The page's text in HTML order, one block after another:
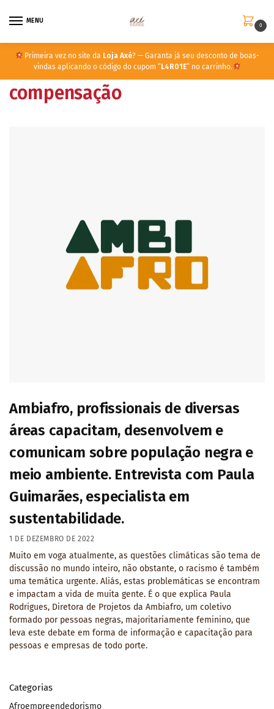
MENU
0
Primeira vez no site da Loja Axé? — Garanta já seu desconto de boas-
vindas aplicando o código do cupom “ L4R01E” no carrinho.
compensação
Ambiafro, profissionais de diversas
áreas capacitam, desenvolvem e
comunicam sobre população negra e
meio ambiente. Entrevista com Paula
Guimarães, especialista em
sustentabilidade.
1 DE DEZEMBRO DE 2022
Muito em voga atualmente, as questões climáticas são tema de
discussão no mundo inteiro, não obstante, o racismo é também
uma temática urgente. Aliás, estas problemáticas se encontram
e impactam a vida de muita gente. É o que explica Paula
Rodrigues, Diretora de Projetos da Ambiafro, um coletivo
formado por pessoas negras, majoritariamente feminino, que
leva este debate em forma de informação e capacitação para
pessoas e empresas de todo porte.
Categorias
Afroempreendedorismo